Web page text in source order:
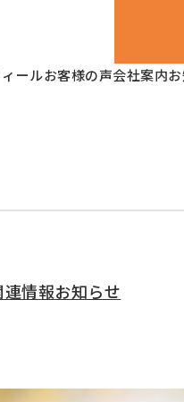
ールお客様の声会社案内
連情報お知らせ